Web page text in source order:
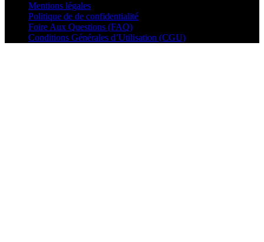
Mentions légales
Politique de de confidentialité
Foire Aux Questions (FAQ)
Conditions Générales d’Utilisation (CGU)